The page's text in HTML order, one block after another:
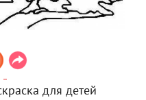
для детей